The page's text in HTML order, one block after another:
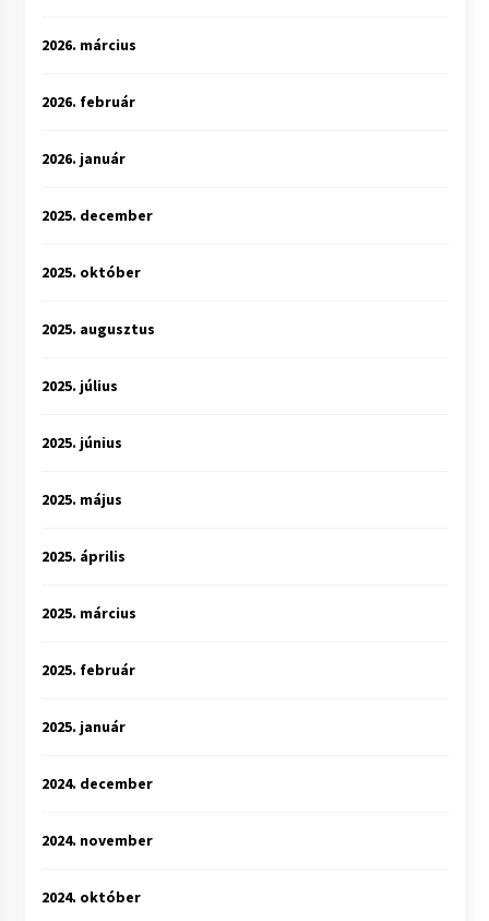
2026. március
2026. február
2026. január
2025. december
2025. október
2025. augusztus
2025. július
2025. június
2025. május
2025. április
2025. március
2025. február
2025. január
2024. december
2024. november
2024. október